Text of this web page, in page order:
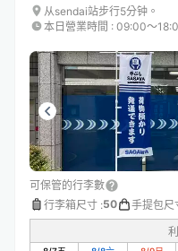
从sendai站步行5分钟。
本日營業時間 : 09:00〜
可保管的行李數
行李箱尺寸 :50 手提包尺